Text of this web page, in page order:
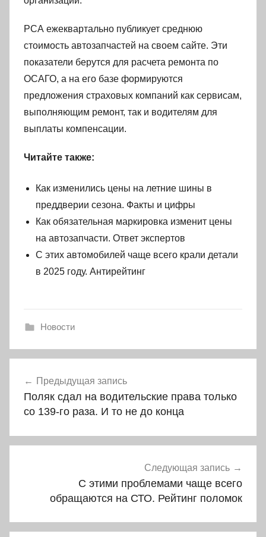
РСА ежеквартально публикует среднюю
стоимость автозапчастей на своем сайте. Эти
показатели берутся для расчета ремонта по
ОСАГО, а на его базе формируются
предложения страховых компаний как сервисам,
выполняющим ремонт, так и водителям для
выплаты компенсации.
Читайте также:
Как изменились цены на летние шины в
преддверии сезона. Факты и цифры
Как обязательная маркировка изменит цены
на автозапчасти. Ответ экспертов
С этих автомобилей чаще всего крали детали
в 2025 году. Антирейтинг
Новости
по
записям
Предыдущая запись
Поляк сдал на водительские права только
со 139-го раза. И то не до конца
Следующая запись
С этими проблемами чаще всего
обращаются на СТО. Рейтинг поломок